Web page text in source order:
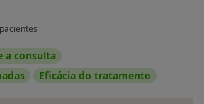
a consulta
Eficácia do tratamento